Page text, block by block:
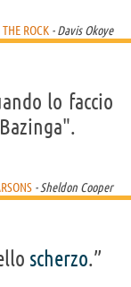
THE ROCK - Davis Okoye
lo faccio
- Sheldon Cooper
scherzo.”